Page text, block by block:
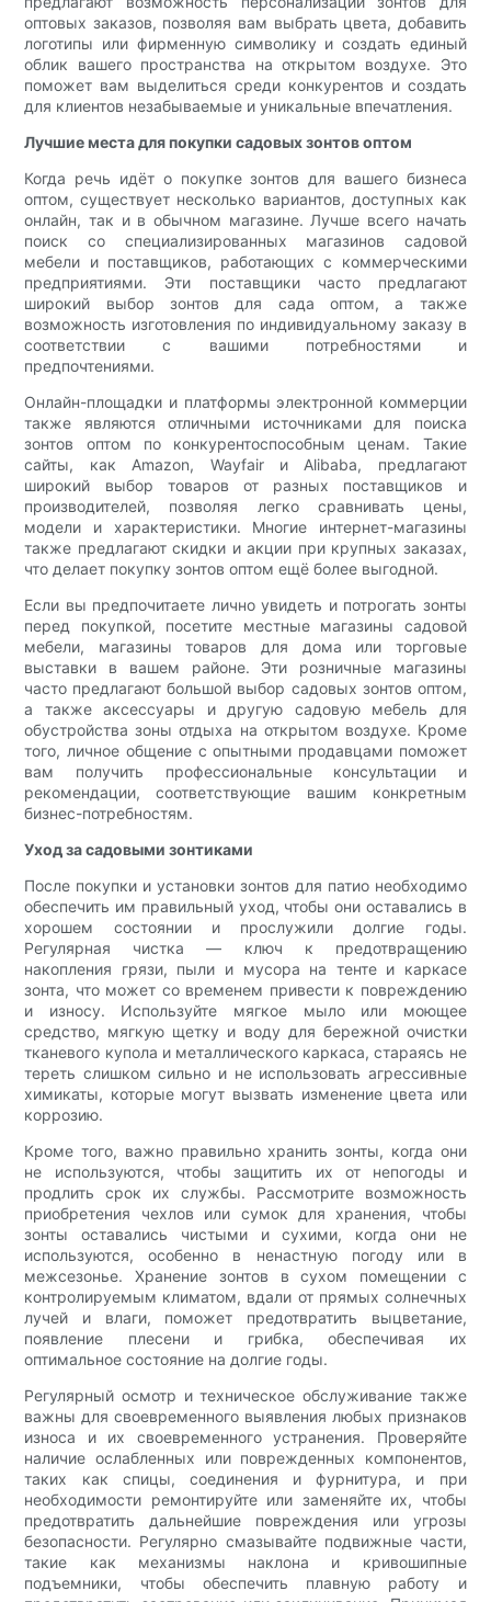
оптовых заказов, позволяя вам выбрать цвета, добавить
логотипы или фирменную символику и создать единый
облик вашего пространства на открытом воздухе. Это
поможет вам выделиться среди конкурентов и создать
для клиентов незабываемые и уникальные впечатления.
Лучшие места для покупки садовых зонтов оптом
Когда речь идёт о покупке зонтов для вашего бизнеса
оптом, существует несколько вариантов, доступных как
онлайн, так и в обычном магазине. Лучше всего начать
поиск со специализированных магазинов садовой
мебели и поставщиков, работающих с коммерческими
предприятиями. Эти поставщики часто предлагают
широкий выбор зонтов для сада оптом, а также
возможность изготовления по индивидуальному заказу в
соответствии с вашими потребностями и
предпочтениями.
Онлайн-площадки и платформы электронной коммерции
также являются отличными источниками для поиска
зонтов оптом по конкурентоспособным ценам. Такие
сайты, как Amazon, Wayfair и Alibaba, предлагают
широкий выбор товаров от разных поставщиков и
производителей, позволяя легко сравнивать цены,
модели и характеристики. Многие интернет-магазины
также предлагают скидки и акции при крупных заказах,
что делает покупку зонтов оптом ещё более выгодной.
Если вы предпочитаете лично увидеть и потрогать зонты
перед покупкой, посетите местные магазины садовой
мебели, магазины товаров для дома или торговые
выставки в вашем районе. Эти розничные магазины
часто предлагают большой выбор садовых зонтов оптом,
а также аксессуары и другую садовую мебель для
обустройства зоны отдыха на открытом воздухе. Кроме
того, личное общение с опытными продавцами поможет
вам получить профессиональные консультации и
рекомендации, соответствующие вашим конкретным
бизнес-потребностям.
Уход за садовыми зонтиками
После покупки и установки зонтов для патио необходимо
обеспечить им правильный уход, чтобы они оставались в
хорошем состоянии и прослужили долгие годы.
Регулярная чистка — ключ к предотвращению
накопления грязи, пыли и мусора на тенте и каркасе
зонта, что может со временем привести к повреждению
и износу. Используйте мягкое мыло или моющее
средство, мягкую щетку и воду для бережной очистки
тканевого купола и металлического каркаса, стараясь не
тереть слишком сильно и не использовать агрессивные
химикаты, которые могут вызвать изменение цвета или
коррозию.
Кроме того, важно правильно хранить зонты, когда они
не используются, чтобы защитить их от непогоды и
продлить срок их службы. Рассмотрите возможность
приобретения чехлов или сумок для хранения, чтобы
зонты оставались чистыми и сухими, когда они не
используются, особенно в ненастную погоду или в
межсезонье. Хранение зонтов в сухом помещении с
контролируемым климатом, вдали от прямых солнечных
лучей и влаги, поможет предотвратить выцветание,
появление плесени и грибка, обеспечивая их
оптимальное состояние на долгие годы.
Регулярный осмотр и техническое обслуживание также
важны для своевременного выявления любых признаков
износа и их своевременного устранения. Проверяйте
наличие ослабленных или поврежденных компонентов,
таких как спицы, соединения и фурнитура, и при
необходимости ремонтируйте или заменяйте их, чтобы
предотвратить дальнейшие повреждения или угрозы
безопасности. Регулярно смазывайте подвижные части,
такие как механизмы наклона и кривошипные
подъемники, чтобы обеспечить плавную работу и